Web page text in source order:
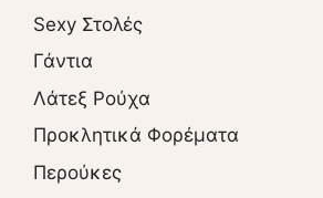
Sexy Στολές
Γάντια
Λάτεξ Ρούχα
Προκλητικά Φορέματα
Περούκες